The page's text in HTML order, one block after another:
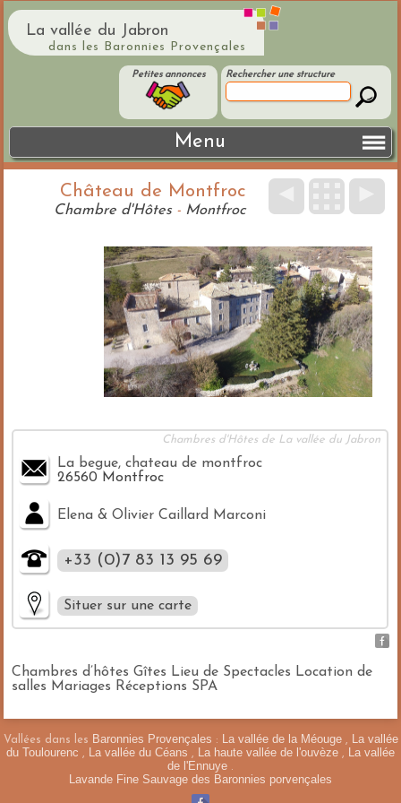
La vallée du Jabron
dans les Baronnies Provençales
Rechercher une structure
Petites annonces
Menu
Château de Montfroc
Chambre d'Hôtes- Montfroc
Chambres d'Hôtes de La vallée du Jabron
La begue, chateau de montfroc
26560 Montfroc
Elena & Olivier Caillard Marconi
+33 (0)7 83 13 95 69
Situer sur une carte
Chambres d’hôtes Gîtes Lieu de Spectacles Location de
salles Mariages Réceptions SPA
Masquer la carte
Veuillez patienter pendant le chargement de la carte...
Vallées dans les Baronnies Provençales : La vallée de la Méouge, La vallée
du Toulourenc , La vallée du Céans , La haute vallée de l'ouvèze , La vallée
de l'Ennuye .
Lavande Fine Sauvage des Baronnies porvençales